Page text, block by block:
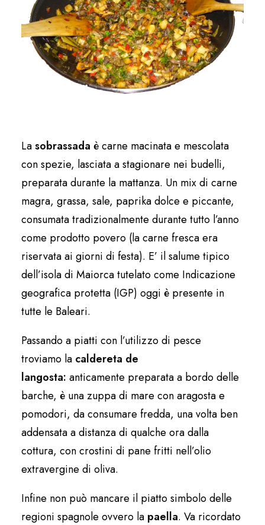
Lasobrassada è carne macinata e mescolata
con spezie, lasciata a stagionare nei budelli,
preparata durante la mattanza. Un mix di carne
magra, grassa, sale, paprika dolce e piccante,
consumata tradizionalmente durante tutto l’anno
come prodotto povero (la carne fresca era
riservata ai giorni di festa). E’ il salume tipico
dell’isola di Maiorca tutelato come Indicazione
geografica protetta (IGP) oggi è presente in
tutte le Baleari.
Passando a piatti con l’utilizzo di pesce
troviamo la caldereta de
langosta: anticamente preparata a bordo delle
barche, è una zuppa di mare con aragosta e
pomodori, da consumare fredda, una volta ben
addensata a distanza di qualche ora dalla
cottura, con crostini di pane fritti nell’olio
extravergine di oliva.
Infine non può mancare il piatto simbolo delle
regioni spagnole ovvero la paella. Va ricordato